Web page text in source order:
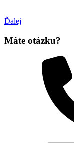
Ďalej
Máte otázku?